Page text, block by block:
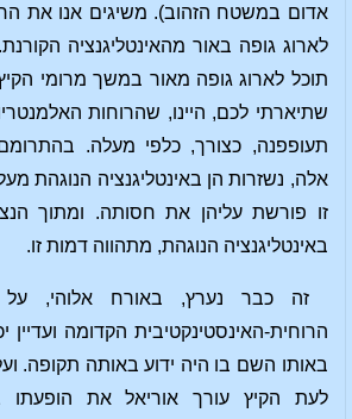
אדום במשטח הזהוב). משיגים אנו את
לארוג גופה באור מהאינטליגנציה
תוכל לארוג גופה מאור במשך מרומי
שתיארתי לכם, היינו, שהרוחות
תעופפנה, כצורך, כלפי מעלה. בהתרומם
אלה, נשזרות הן באינטליגנציה הנוגהת
זו פורשת עליהן את חסותה. ומתוך
באינטליגנציה הנוגהת, מתהווה דמות זו.
זה כבר נערץ, באורח אלוהי, על
הרוחית-האינסטינקטיבית הקדומה ועדיין
באותו השם בו היה ידוע באותה תקופה. ועל
לעת הקיץ עורך אוריאל את הופעתו